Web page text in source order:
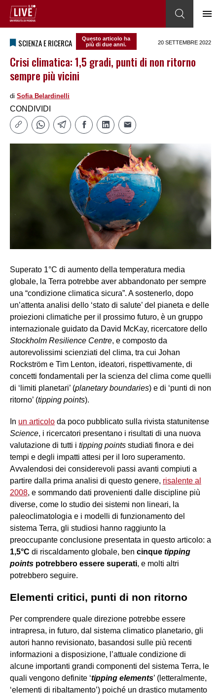
SCIENZA E RICERCA
Questo articolo ha
più di due anni.
20 SETTEMBRE 2022
Crisi climatica: 1,5 gradi, punti di non ritorno
sempre più vicini
di Sofia Belardinelli
CONDIVIDI
Superato 1°C di aumento della temperatura media
globale, la Terra potrebbe aver abbandonato per sempre
una “condizione climatica sicura”. A sostenerlo, dopo
un’attenta analisi dello ‘stato di salute’ del pianeta e delle
proiezioni climatiche per il prossimo futuro, è un gruppo
internazionale guidato da David McKay, ricercatore dello
Stockholm Resilience Centre, e composto da
autorevolissimi scienziati del clima, tra cui Johan
Rockström e Tim Lenton, ideatori, rispettivamente, di
concetti fondamentali per la scienza del clima come quelli
di ‘limiti planetari’ (planetary boundaries) e di ‘punti di non
ritorno’ (tipping points).
In un articolo da poco pubblicato sulla rivista statunitense
Science, i ricercatori presentano i risultati di una nuova
valutazione di tutti i tipping points studiati finora e dei
tempi e degli impatti attesi per il loro superamento.
Avvalendosi dei considerevoli passi avanti compiuti a
partire dalla prima analisi di questo genere, risalente al
2008, e sommando dati provenienti dalle discipline più
diverse, come lo studio dei sistemi non lineari, la
paleoclimatologia e i modelli di funzionamento del
sistema Terra, gli studiosi hanno raggiunto la
preoccupante conclusione presentata in questo articolo: a
1,5°C di riscaldamento globale, ben cinque tipping
points potrebbero essere superati, e molti altri
potrebbero seguire.
Elementi critici, punti di non ritorno
Per comprendere quale direzione potrebbe essere
intrapresa, in futuro, dal sistema climatico planetario, gli
autori hanno revisionato, basandosi sulle più recenti
informazioni a disposizione, l’attuale condizione di
alcune importanti grandi componenti del sistema Terra, le
quali vengono definite ‘tipping elements’ (letteralmente,
‘elementi di ribaltamento’) poiché un drastico mutamento